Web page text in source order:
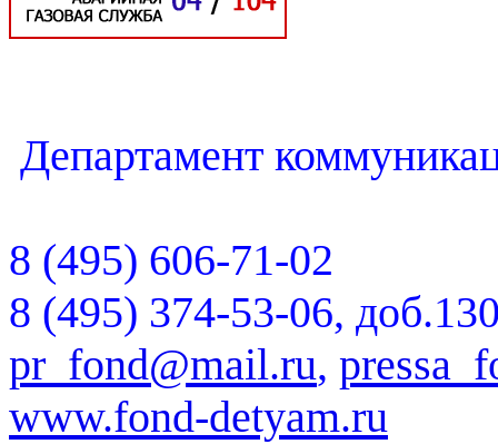
Департамент
8 (495) 606-71-02
8 (495) 374-53-06,
pr_fond@mail.ru,
www.fond-detyam.ru